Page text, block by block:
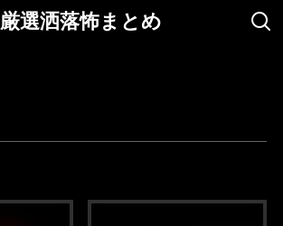
厳選洒落怖まとめ